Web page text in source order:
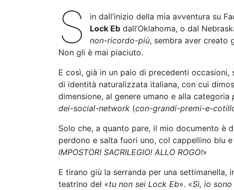
S in dall’inizio della mia avventura su
Lock Ebdall’Oklahoma, o dal
non-ricordo-più, sembra aver creato
Non gli è mai piaciuto.
E così, già in un paio di precedenti
di identità naturalizzata italiana, con cui
dimensione, al genere umano e alla categoria
dei-social-network (con-grandi-premi-e-
Solo che, a quanto pare, il mio documento è
perdono e salta fuori uno, col cappellino blu
IMPOSTOR! SACRILEGIO! ALLO ROGO!»
E tirano giù la serranda per una settimanella,
teatrino del «tu non sei Lock Eb». «Sì, io